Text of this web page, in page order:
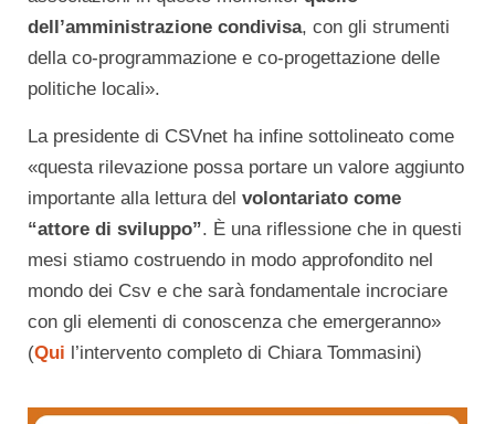
dell’amministrazione condivisa, con gli strumenti
della co-programmazione e co-progettazione delle
politiche locali».
La presidente di CSVnet ha infine sottolineato come
«questa rilevazione possa portare un valore aggiunto
importante alla lettura del volontariato come
“attore di sviluppo”. È una riflessione che in questi
mesi stiamo costruendo in modo approfondito nel
mondo dei Csv e che sarà fondamentale incrociare
con gli elementi di conoscenza che emergeranno»
(Qui l’intervento completo di Chiara Tommasini)